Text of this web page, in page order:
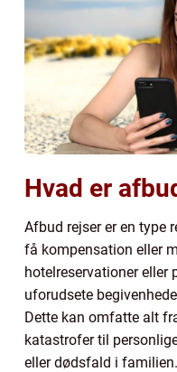
Hvad er
Afbud rejser er en type
få kompensation eller
hotelreservationer
uforudsete
Dette kan omfatte alt
katastrofer til
eller dødsfald i familien.